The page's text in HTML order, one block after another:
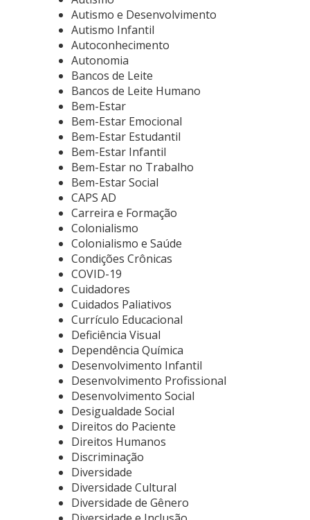
Autismo e Desenvolvimento
Autismo Infantil
Autoconhecimento
Autonomia
Bancos de Leite
Bancos de Leite Humano
Bem-Estar
Bem-Estar Emocional
Bem-Estar Estudantil
Bem-Estar Infantil
Bem-Estar no Trabalho
Bem-Estar Social
CAPS AD
Carreira e Formação
Colonialismo
Colonialismo e Saúde
Condições Crônicas
COVID-19
Cuidadores
Cuidados Paliativos
Currículo Educacional
Deficiência Visual
Dependência Química
Desenvolvimento Infantil
Desenvolvimento Profissional
Desenvolvimento Social
Desigualdade Social
Direitos do Paciente
Direitos Humanos
Discriminação
Diversidade
Diversidade Cultural
Diversidade de Gênero